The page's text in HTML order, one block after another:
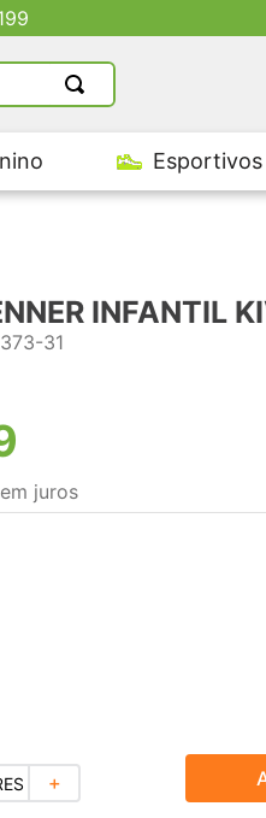
Esportivos
INFANTIL
31
juros
＋